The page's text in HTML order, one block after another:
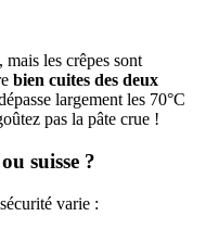
mais les crêpes sont
bien cuites des deux
largement les 70°C
pas la pâte crue !
suisse ?
varie :